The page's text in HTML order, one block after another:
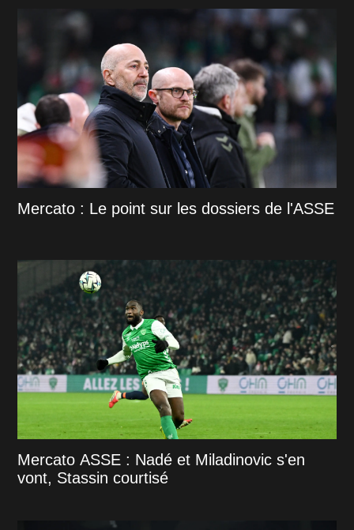
Mercato : Le point sur les dossiers de l'ASSE
Mercato ASSE : Nadé et Miladinovic s'en
vont, Stassin courtisé